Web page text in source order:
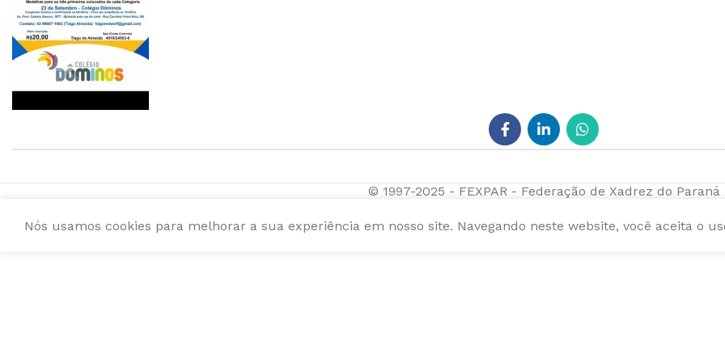
© 1997-2025 - FEXPAR - Federação de Xadrez do Paraná
Nós usamos cookies para melhorar a sua experiência em nosso site. Navegando neste website, você aceita o